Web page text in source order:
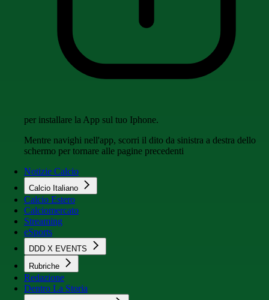
per installare la App sul tuo Iphone.
Mentre navighi nell'app, scorri il dito da sinistra a destra dello
schermo per tornare alle pagine precedenti
Notizie Calcio
Calcio Italiano
Calcio Estero
Calciomercato
Streaming
eSports
DDD X EVENTS
Rubriche
Redazione
Dentro La Storia